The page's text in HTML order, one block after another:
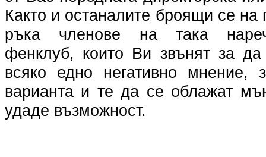
Както и останалите броящи се на
ръка членове на така
фенклуб, които Ви звънят за да
всяко едно негативно мнение,
варианта и те да се облажат
удаде възможност.